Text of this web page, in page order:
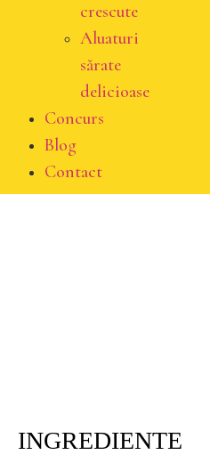
crescute
Aluaturi
sărate
delicioase
Concurs
Blog
Contact
INGREDIENTE